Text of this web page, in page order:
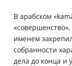
В арабском
«совершенство»,
именем
собранности
дела до конца и